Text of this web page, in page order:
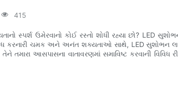
415
સ્પર્શ ઉમેરવાનો કોઈ રસ્તો શોધી રહ્યા છો? LED
કરનારી ચમક અને અનંત શક્યતાઓ સાથે, LED સુશોભન
આસપાસના વાતાવરણમાં સમાવિષ્ટ કરવાની